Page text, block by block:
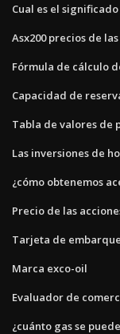
Cual es el
Asx200 precios de
Fórmula de cálculo
Capacidad de
Tabla de valores de
Las inversiones de
¿cómo obtenemos
Precio de las
Tarjeta de
Marca exco-oil
Evaluador de
¿cuánto gas se